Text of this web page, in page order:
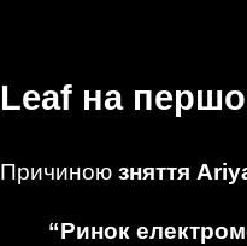
Leaf на
Причиною зняття
“Ринок